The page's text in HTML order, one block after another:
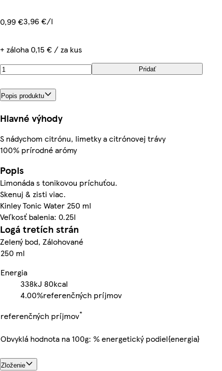
0,99 €3,96 €/l
+ záloha 0,15 € / za kus
Pridať
Popis produktu
Hlavné výhody
S nádychom citrónu, limetky a citrónovej trávy
100% prírodné arómy
Popis
Limonáda s tonikovou príchuťou.
Skenuj & zisti viac.
Kinley Tonic Water 250 ml
Veľkosť balenia: 0.25l
Logá tretích strán
Zelený bod, Zálohované
250 ml
Energia
338kJ 80kcal
4.00%referenčných príjmov
referenčných príjmov*
Obvyklá hodnota na 100g: % energetický podiel{energia}
Zloženie